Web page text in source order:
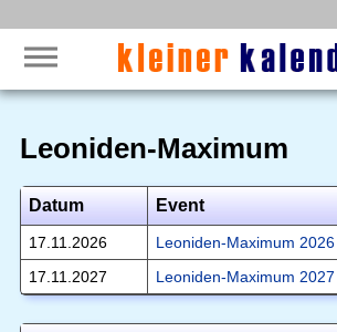
Leoniden-Maximum
Datum Event
17.11.2026
Leoniden-Maximum 2026
17.11.2027
Leoniden-Maximum 2027